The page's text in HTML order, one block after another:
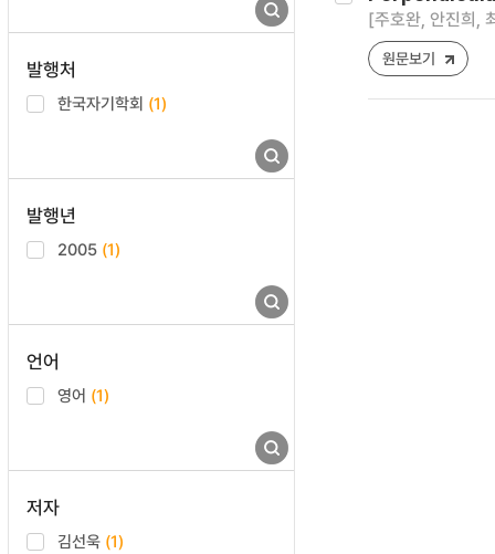
발행처
한국자기학회 (1)
발행년
2005 (1)
언어
영어 (1)
저자
김선욱 (1)
[주호완, 안진희,
원문보기